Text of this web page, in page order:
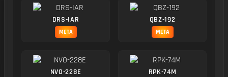
DRS-IAR
META
QBZ-192
META
NVO-228E RPK-74M